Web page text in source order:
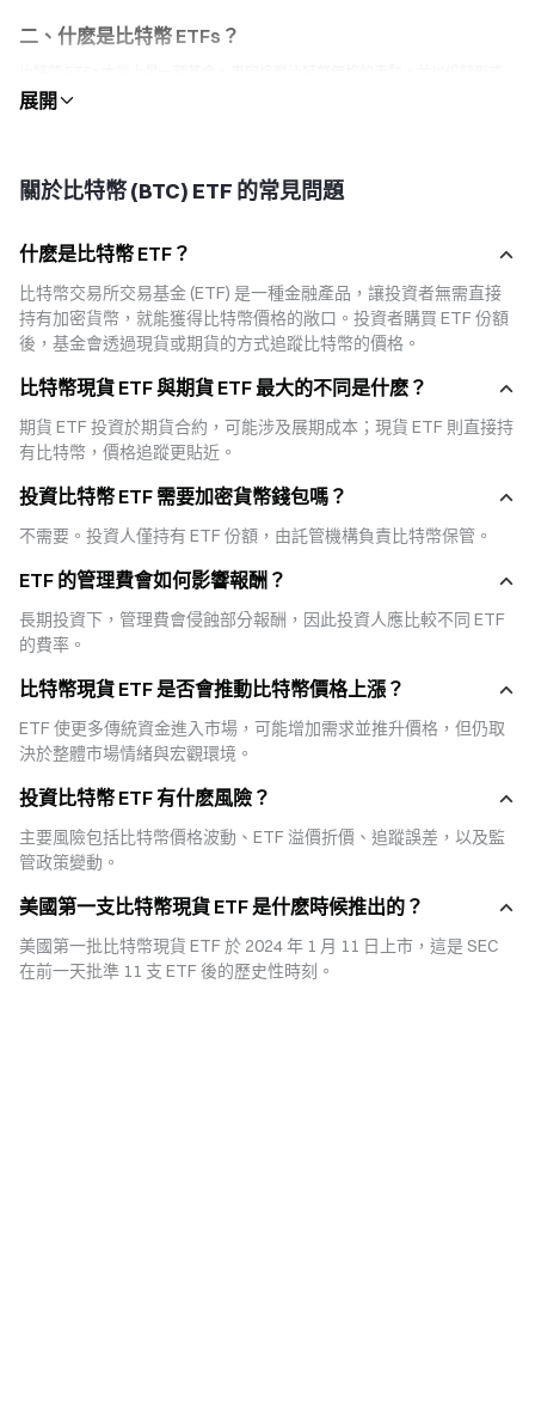
二、什麽是比特幣 ETFs？
在傳統交易所掛牌交易。投資人購買 ETFs 股份後，即可獲得比特幣市場的價
格曝光，而不需要直接擁有比特幣。
- 投資標的是比特幣期貨合約，而非現貨。
2. 比特幣現貨 ETFs
- 直接持有真實的比特幣現貨，由託管機構保存。
- ETFs 股價緊密追蹤比特幣即時價格，不需擔心期貨展期成本。
- 2024 年 1 月，SEC 批準了 BlackRock、Fidelity、Grayscale 等資產管理巨頭
推出的現貨 ETFs。
現貨 ETFs 的推出，被視為推動比特幣邁向主流投資市場的重要突破。
三、比特幣現貨 ETFs 與直接持有比特幣的差異
對投資人而言，購買比特幣 ETFs 與直接買入比特幣有幾個明顯差異：
- 所有權：ETFs 投資人持有的是基金份額，而不是區塊鏈上的實際比特幣，比
特幣現貨由託管機構保管，投資人無需管理私鑰或錢包。
- 交易方式：比特幣市場全年無休，24/7 開放，ETFs 則受限於傳統交易所時
- 成本結構：ETFs 有年度管理費 (Expense Ratio) ，通常介於 0.2% – 1% 之間，
直接持有比特幣的成本則來自交易所手續費與可能的託管費。
- 監管差異：ETFs 屬於受 SEC 管轄的證券商品，直接購買比特幣則缺乏同等程
度的監管保障，投資人需自行承擔交易所倒閉、駭客攻擊等風險。
加密市場陌生的傳統投資人。
四、比特幣現貨 ETFs 的優勢
明度，同時保有加密資產的投資潛力。主要優勢包括：
投資人不需要學習錢包操作或管理私鑰，只要有券商帳戶即可投資。
比特幣現貨 ETFs 的優勢二：受監管的市場
ETFs 在傳統交易所掛牌，受到 SEC 嚴格監管，提升透明度與投資人信心。
許多大型退休基金、保險公司無法直接購買比特幣，但可以投資受監管的
ETFs。
關於比特幣 (BTC) ETF 的常見問題
什麽是比特幣 ETF？
比特幣交易所交易基金 (ETF) 是一種金融產品，讓投資者無需直接
持有加密貨幣，就能獲得比特幣價格的敞口。投資者購買 ETF 份額
後，基金會透過現貨或期貨的方式追蹤比特幣的價格。
比特幣現貨 ETF 與期貨 ETF 最大的不同是什麽？
期貨 ETF 投資於期貨合約，可能涉及展期成本；現貨 ETF 則直接持
有比特幣，價格追蹤更貼近。
投資比特幣 ETF 需要加密貨幣錢包嗎？
不需要。投資人僅持有 ETF 份額，由託管機構負責比特幣保管。
ETF 的管理費會如何影響報酬？
長期投資下，管理費會侵蝕部分報酬，因此投資人應比較不同 ETF
的費率。
比特幣現貨 ETF 是否會推動比特幣價格上漲？
ETF 使更多傳統資金進入市場，可能增加需求並推升價格，但仍取
決於整體市場情緒與宏觀環境。
投資比特幣 ETF 有什麽風險？
主要風險包括比特幣價格波動、ETF 溢價折價、追蹤誤差，以及監
管政策變動。
美國第一支比特幣現貨 ETF 是什麽時候推出的？
美國第一批比特幣現貨 ETF 於 2024 年 1 月 11 日上市，這是 SEC
在前一天批準 11 支 ETF 後的歷史性時刻。